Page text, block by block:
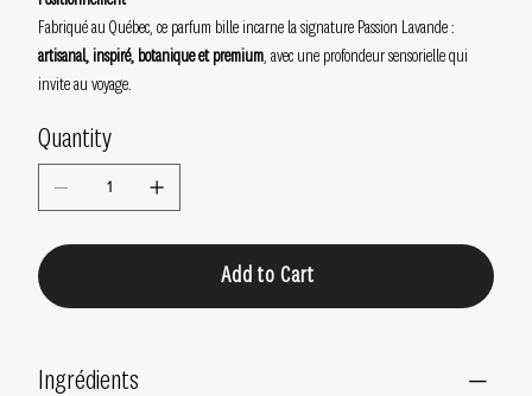
Fabriqué au Québec, ce parfum bille incarne la signature Passion Lavande :
artisanal, inspiré, botanique et premium, avec une profondeur sensorielle qui
invite au voyage.
Quantity
Add to Cart
Ingrédients